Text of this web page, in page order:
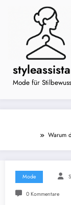
Mode für
Warum
Mode
0 Kommentare